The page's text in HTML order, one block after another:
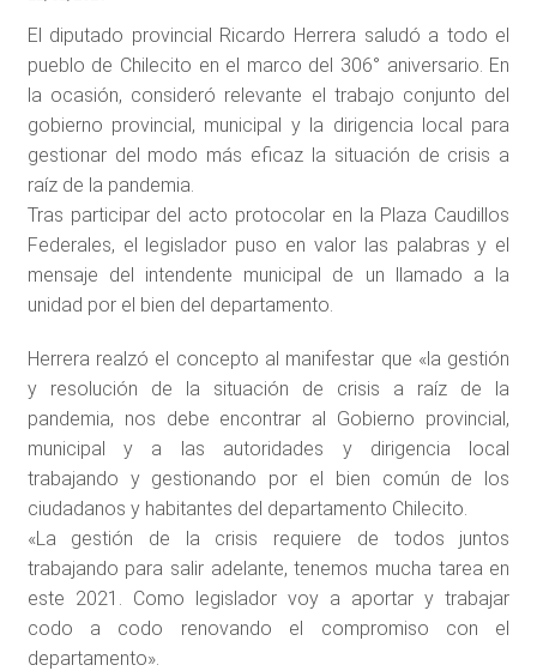
El diputado provincial Ricardo Herrera saludó a todo el
pueblo de Chilecito en el marco del 306° aniversario. En
la ocasión, consideró relevante el trabajo conjunto del
gobierno provincial, municipal y la dirigencia local para
gestionar del modo más eficaz la situación de crisis a
raíz de la pandemia.
Tras participar del acto protocolar en la Plaza Caudillos
Federales, el legislador puso en valor las palabras y el
mensaje del intendente municipal de un llamado a la
unidad por el bien del departamento.
Herrera realzó el concepto al manifestar que «la gestión
y resolución de la situación de crisis a raíz de la
pandemia, nos debe encontrar al Gobierno provincial,
municipal y a las autoridades y dirigencia local
trabajando y gestionando por el bien común de los
ciudadanos y habitantes del departamento Chilecito.
«La gestión de la crisis requiere de todos juntos
trabajando para salir adelante, tenemos mucha tarea en
este 2021. Como legislador voy a aportar y trabajar
codo a codo renovando el compromiso con el
departamento».